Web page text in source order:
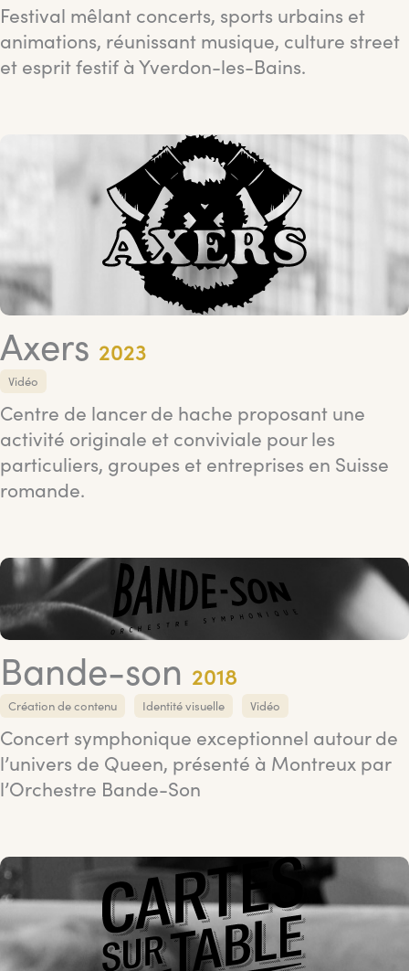
Festival mêlant concerts, sports urbains et
animations, réunissant musique, culture street
et esprit festif à Yverdon-les-Bains.
Axers 2023
Vidéo
Centre de lancer de hache proposant une
activité originale et conviviale pour les
particuliers, groupes et entreprises en Suisse
romande.
Bande-son 2018
Création de contenu Identité visuelle Vidéo
Concert symphonique exceptionnel autour de
l’univers de Queen, présenté à Montreux par
l’Orchestre Bande-Son